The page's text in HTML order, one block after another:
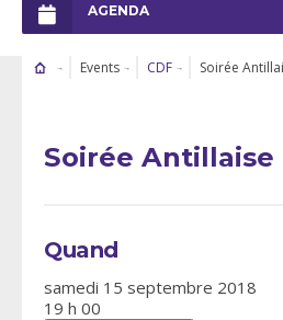
AGENDA
Events CDF Soirée
Soirée Antillaise
Quand
samedi 15 septembre 2018
19 h 00